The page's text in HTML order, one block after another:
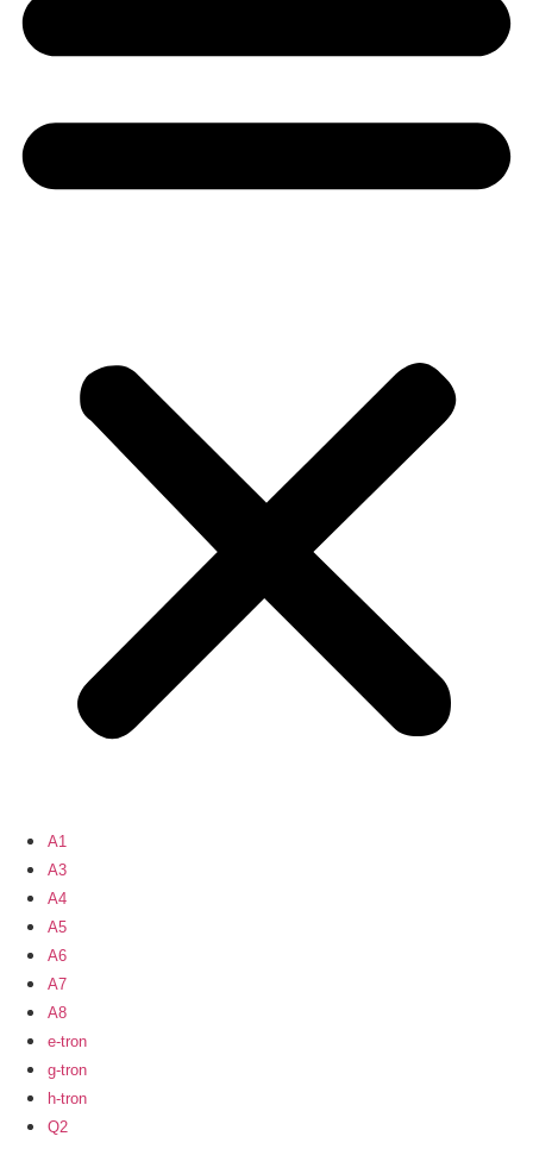
A1
A3
A4
A5
A6
A7
A8
e-tron
g-tron
h-tron
Q2